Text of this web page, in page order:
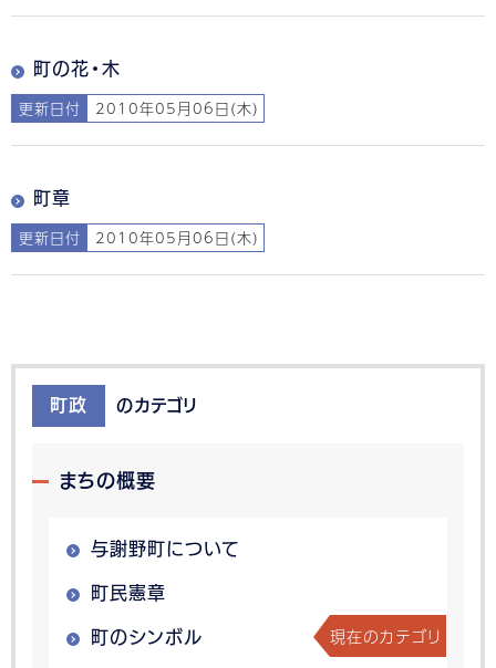
町の花・木
更新日付 2010年05月06日(木)
町章
更新日付 2010年05月06日(木)
町政 のカテゴリ
まちの概要
与謝野町について
町民憲章
町のシンボル 現在のカテゴリ